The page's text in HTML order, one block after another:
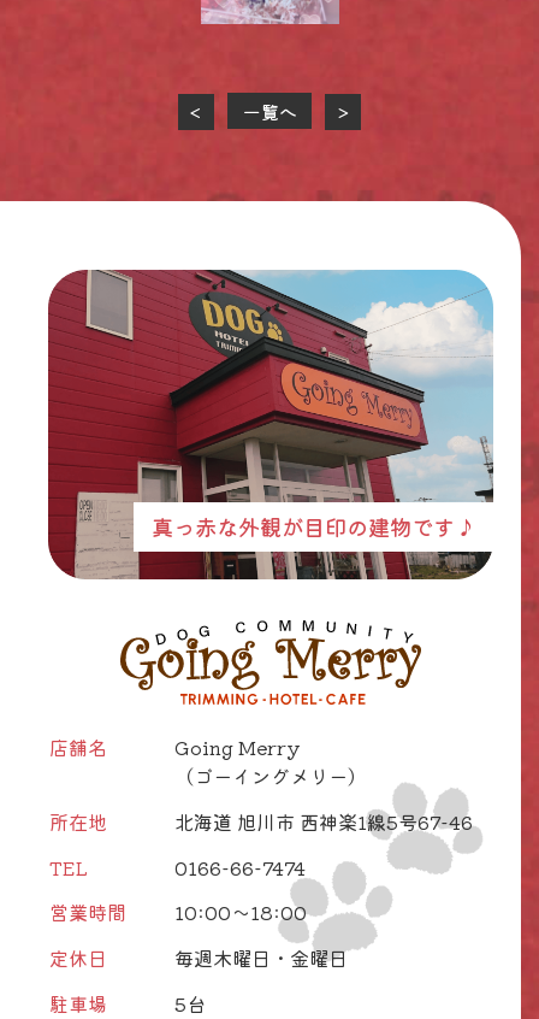
< 一覧へ >
真っ赤な外観が目印の建物です♪
店舗名
Going Merry
（ゴーイングメリー）
所在地
北海道 旭川市 西神楽1線5号67-46
TEL
0166-66-7474
営業時間
10:00～18:00
定休日
毎週木曜日・金曜日
駐車場
5台